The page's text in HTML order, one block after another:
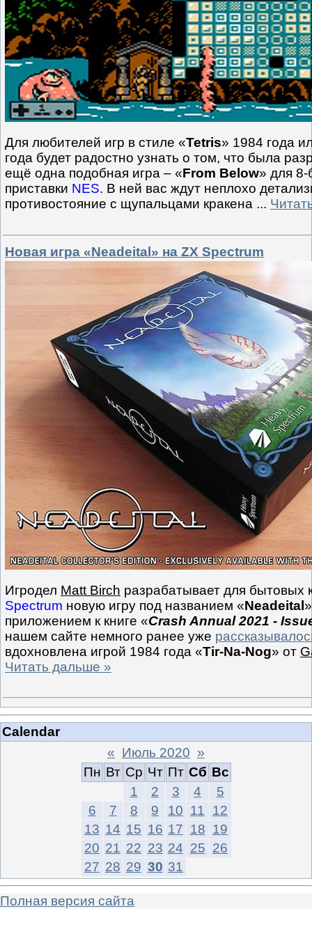
Для любителей игр в стиле «Tetris» 1984 года
года будет радостно узнать о том, что была
ещё одна подобная игра – «From Below» для 8-
приставки NES. В ней вас ждут неплохо
противостояние с щупальцами кракена ...
Новая игра «Neadeital» на ZX Spectrum
Игродел Matt Birch разрабатывает для бытовых
Spectrum новую игру под названием «Neadeital
приложением к книге «Crash Annual 2021 -
нашем сайте немного ранее уже
вдохновлена игрой 1984 года «Tir-Na-Nog» от
Читать дальше »
Calendar
« Июль 2020 »
Пн Вт Ср Чт Пт Сб Вс
1
2 3 4
5
6
7 8 9 10 11
12
13 14 15 16 17 18 19
20 21 22 23 24 25 26
27 28 29 30 31
Полная версия сайта